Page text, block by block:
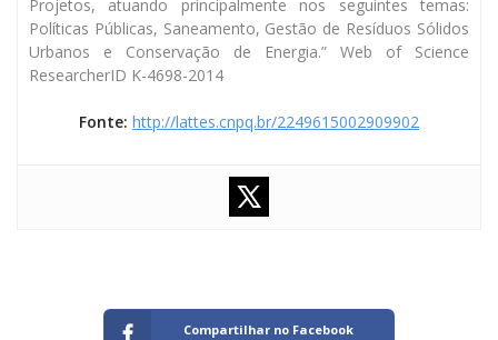
Projetos, atuando principalmente nos seguintes temas:
Políticas Públicas, Saneamento, Gestão de Resíduos Sólidos
Urbanos e Conservação de Energia.” Web of Science
ResearcherID K-4698-2014
Fonte: http://lattes.cnpq.br/2249615002909902
Compartilhar no Facebook